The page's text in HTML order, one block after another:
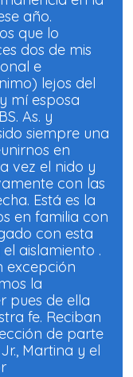
año.
que lo
dos de mis
e
lejos del
mí esposa
As. y
siempre una
en
vez el nido y
con las
Está es la
en familia con
con esta
aislamiento .
excepción
la
pues de ella
fe. Reciban
de parte
Martina y el